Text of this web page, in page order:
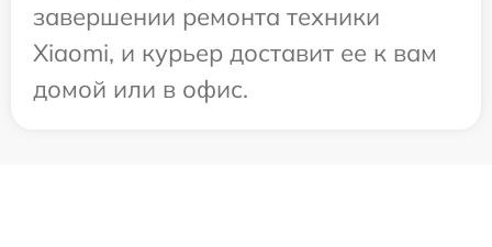
завершении ремонта техники
Xiaomi, и курьер доставит ее к вам
домой или в офис.